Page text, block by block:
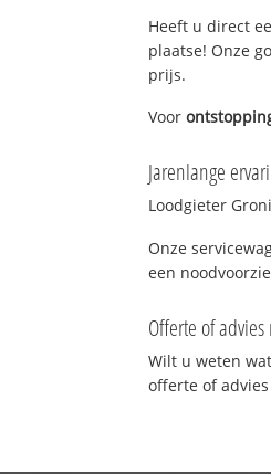
Heeft u direct
plaatse! Onze
prijs.
Voor
Jarenlange
Loodgieter
Onze
een
Offerte of advies
Wilt u weten
offerte of